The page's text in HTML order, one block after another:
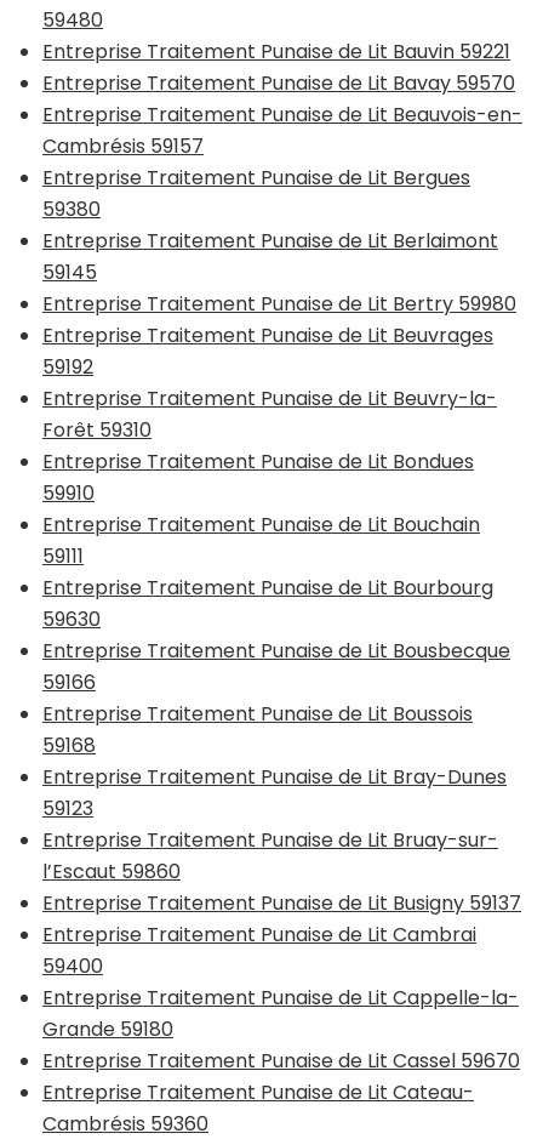
59480
Entreprise Traitement Punaise de Lit Bauvin 59221
Entreprise Traitement Punaise de Lit Bavay 59570
Entreprise Traitement Punaise de Lit Beauvois-en-
Cambrésis 59157
Entreprise Traitement Punaise de Lit Bergues
59380
Entreprise Traitement Punaise de Lit Berlaimont
59145
Entreprise Traitement Punaise de Lit Bertry 59980
Entreprise Traitement Punaise de Lit Beuvrages
59192
Entreprise Traitement Punaise de Lit Beuvry-la-
Forêt 59310
Entreprise Traitement Punaise de Lit Bondues
59910
Entreprise Traitement Punaise de Lit Bouchain
59111
Entreprise Traitement Punaise de Lit Bourbourg
59630
Entreprise Traitement Punaise de Lit Bousbecque
59166
Entreprise Traitement Punaise de Lit Boussois
59168
Entreprise Traitement Punaise de Lit Bray-Dunes
59123
Entreprise Traitement Punaise de Lit Bruay-sur-
l’Escaut 59860
Entreprise Traitement Punaise de Lit Busigny 59137
Entreprise Traitement Punaise de Lit Cambrai
59400
Entreprise Traitement Punaise de Lit Cappelle-la-
Grande 59180
Entreprise Traitement Punaise de Lit Cassel 59670
Entreprise Traitement Punaise de Lit Cateau-
Cambrésis 59360